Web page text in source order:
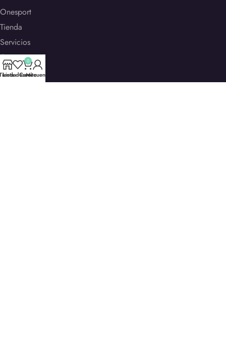
Onesport
Tienda
Servicios
Contacto
Galería
Lista deseos
0
Carrito
Mi cuenta